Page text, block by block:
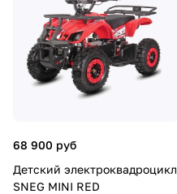
68 900 руб
Детский электроквадроцикл
SNEG MINI RED